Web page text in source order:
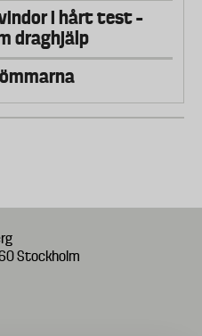
i hårt test –
draghjälp
Stockholm